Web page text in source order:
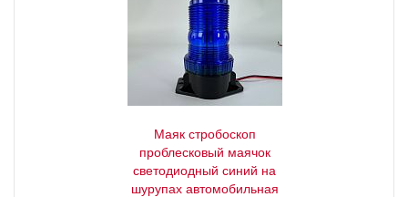
Маяк стробоскоп
проблесковый маячок
светодиодный синий на
шурупах автомобильная